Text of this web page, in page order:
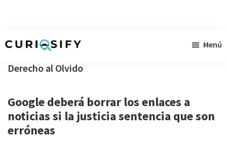
contenido
primaria
pie
raudales
Menú
Derecho al Olvido
Google deberá borrar los enlaces a
noticias si la justicia sentencia que son
erróneas